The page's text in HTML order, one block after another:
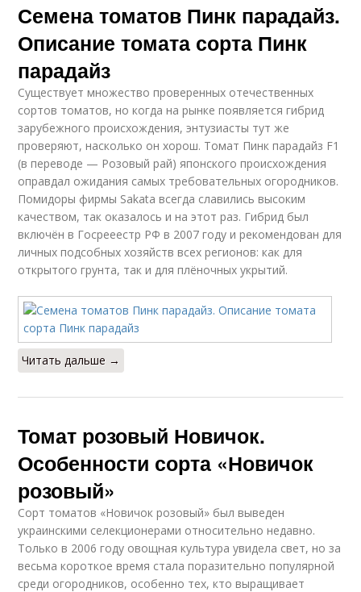
Семена томатов Пинк парадайз.
Описание томата сорта Пинк
парадайз
Существует множество проверенных отечественных
сортов томатов, но когда на рынке появляется гибрид
зарубежного происхождения, энтузиасты тут же
проверяют, насколько он хорош. Томат Пинк парадайз F1
(в переводе — Розовый рай) японского происхождения
оправдал ожидания самых требовательных огородников.
Помидоры фирмы Sakata всегда славились высоким
качеством, так оказалось и на этот раз. Гибрид был
включён в Госрееестр РФ в 2007 году и рекомендован для
личных подсобных хозяйств всех регионов: как для
открытого грунта, так и для плёночных укрытий.
Читать дальше →
Томат розовый Новичок.
Особенности сорта «Новичок
розовый»
Сорт томатов «Новичок розовый» был выведен
украинскими селекционерами относительно недавно.
Только в 2006 году овощная культура увидела свет, но за
весьма короткое время стала поразительно популярной
среди огородников, особенно тех, кто выращивает